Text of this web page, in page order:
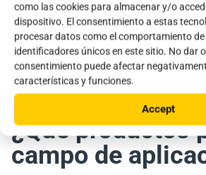
como las cookies para almacenar y/o
dispositivo. El consentimiento a estas
procesar datos como el comportamiento
identificadores únicos en este sitio. No dar
consentimiento puede afectar
características y funciones.
Accept
Productos usados
iSSL +
¿Qué productos
campo de